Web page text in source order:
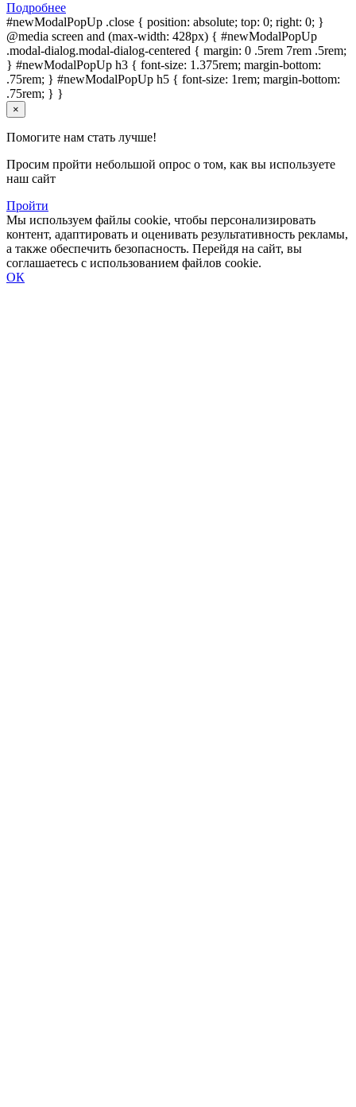
Подробнее
#newModalPopUp .close { position: absolute; top: 0; right: 0; }
@media screen and (max-width: 428px) { #newModalPopUp
.modal-dialog.modal-dialog-centered { margin: 0 .5rem 7rem .5rem;
} #newModalPopUp h3 { font-size: 1.375rem; margin-bottom:
.75rem; } #newModalPopUp h5 { font-size: 1rem; margin-bottom:
.75rem; } }
×
Помогите нам стать лучше!
Просим пройти небольшой опрос о том, как вы используете
наш сайт
Пройти
Мы используем файлы cookie, чтобы персонализировать
контент, адаптировать и оценивать результативность рекламы,
а также обеспечить безопасность. Перейдя на сайт, вы
соглашаетесь с использованием файлов cookie.
ОК